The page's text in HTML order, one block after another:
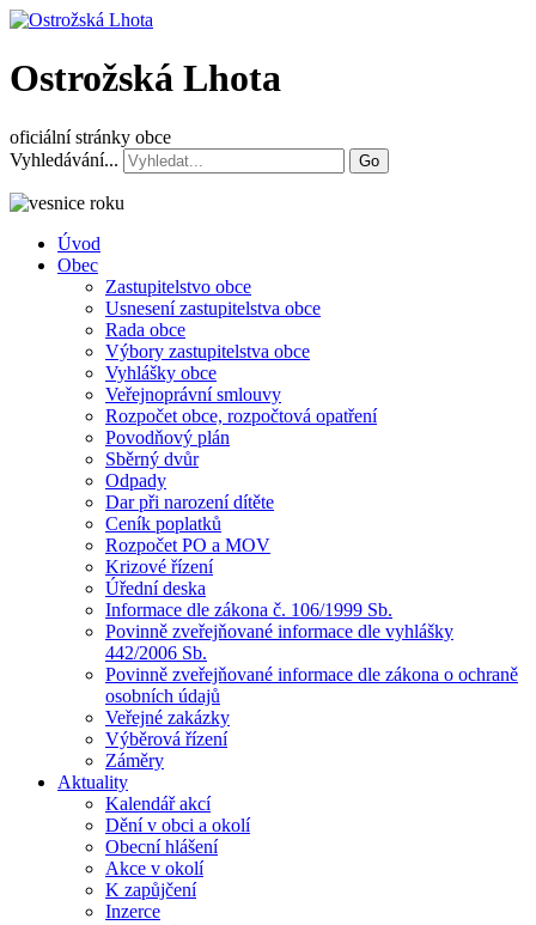
Ostrožská Lhota
oficiální stránky obce
Vyhledávání...
Go
Úvod
Obec
Zastupitelstvo obce
Usnesení zastupitelstva obce
Rada obce
Výbory zastupitelstva obce
Vyhlášky obce
Veřejnoprávní smlouvy
Rozpočet obce, rozpočtová opatření
Povodňový plán
Sběrný dvůr
Odpady
Dar při narození dítěte
Ceník poplatků
Rozpočet PO a MOV
Krizové řízení
Úřední deska
Informace dle zákona č. 106/1999 Sb.
Povinně zveřejňované informace dle vyhlášky
442/2006 Sb.
Povinně zveřejňované informace dle zákona o ochraně
osobních údajů
Veřejné zakázky
Výběrová řízení
Záměry
Aktuality
Kalendář akcí
Dění v obci a okolí
Obecní hlášení
Akce v okolí
K zapůjčení
Inzerce